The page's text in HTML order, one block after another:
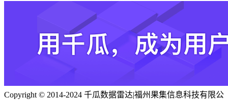
Copyright © 2014-2024 千瓜数据雷达|福州果集信息科技有限公